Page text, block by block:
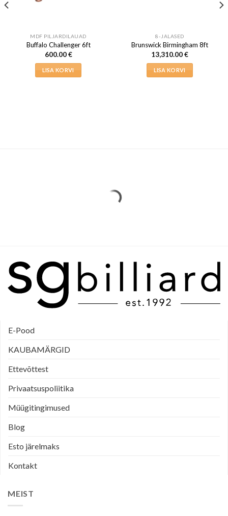
MDF PILJARDILAUAD
Buffalo Challenger 6ft
600.00€
LISA KORVI
8-JALASED
Brunswick Birmingham 8ft
13,310.00€
LISA KORVI
E-Pood
KAUBAMÄRGID
Ettevõttest
Privaatsuspoliitika
Müügitingimused
Blog
Esto järelmaks
Kontakt
MEIST